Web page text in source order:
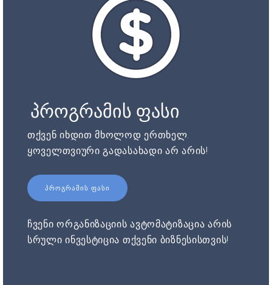
პროგრამის ფასი
თქვენ იხდით მხოლოდ ერთხელ.
ყოველთვიური გადასახადი არ არის!
ᲞᲠᲝᲒᲠᲐᲛᲘᲡ ᲤᲐᲡᲘ
ჩვენი ორგანიზაციის ავტომატიზაცია არის
სრული ინვესტიცია თქვენი ბიზნესისთვის!